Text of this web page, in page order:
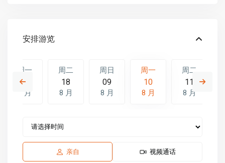
安排游览
周一
17
8 月
周二
18
8 月
周日
09
8 月
周一
10
8 月
周二
11
8 月
周日 周一
8 月亲自 视频通话